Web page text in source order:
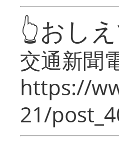
👆おし
交通新聞
https://
21/